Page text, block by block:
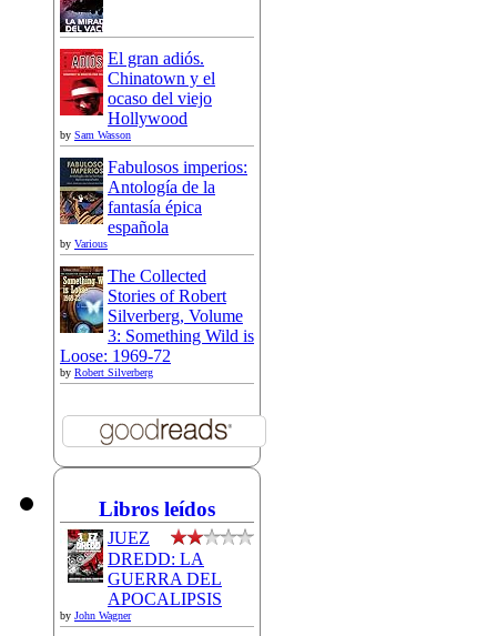
El gran adiós.
Chinatown y el
ocaso del viejo
Hollywood
by Sam Wasson
Fabulosos imperios:
Antología de la
fantasía épica
española
by Various
The Collected
Stories of Robert
Silverberg, Volume
3: Something Wild is
Loose: 1969-72
by Robert Silverberg
Libros leídos
JUEZ
DREDD: LA
GUERRA DEL
APOCALIPSIS
by John Wagner